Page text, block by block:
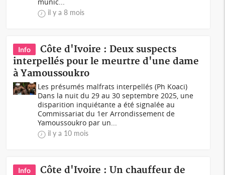
il y a 8 mois
Info
Côte d'Ivoire : Deux suspects
interpellés pour le meurtre d'une dame
à Yamoussoukro
Les présumés malfrats interpellés (Ph Koaci)
Dans la nuit du 29 au 30 septembre 2025, une
disparition inquiétante a été signalée au
Commissariat du 1er Arrondissement de
Yamoussoukro par un...
il y a 10 mois
Info
Côte d'Ivoire : Un chauffeur de